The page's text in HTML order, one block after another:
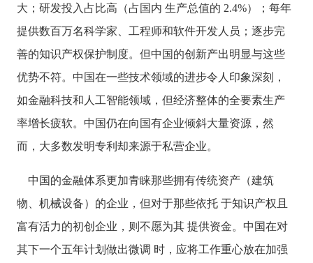
大；研发投入占比高（占国内 生产总值的 2.4%）；每年
提供数百万名科学家、工程师和软件开发人员；逐步完
善的知识产权保护制度。但中国的创新产出明显与这些
优势不符。中国在一些技术领域的进步令人印象深刻，
如金融科技和人工智能领域，但经济整体的全要素生产
率增长疲软。中国仍在向国有企业倾斜大量资源，然
而，大多数发明专利却来源于私营企业。
中国的金融体系更加青睐那些拥有传统资产（建筑
物、机械设备）的企业，但对于那些依托 于知识产权且
富有活力的初创企业，则不愿为其 提供资金。中国在对
其下一个五年计划做出微调 时，应将工作重心放在加强